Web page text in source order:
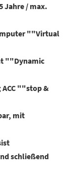
Jahre / max.
""Virtual
""Dynamic
""stop &
mit
schließend